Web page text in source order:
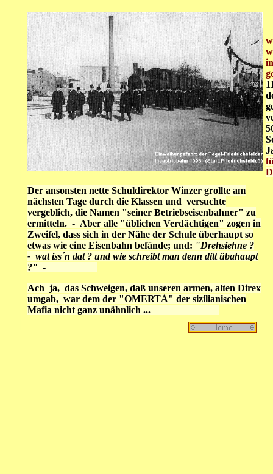
Der ansonsten nette Schuldirektor Winzer grollte am
nächsten Tage durch die Klassen und versuchte
vergeblich, die Namen "seiner Betriebseisenbahner" zu
ermitteln. - Aber alle "üblichen Verdächtigen" zogen in
Zweifel, dass sich in der Nähe der Schule überhaupt so
etwas wie eine Eisenbahn befände; und: "Drehsiehne ?
- wat iss´n dat ? und wie schreibt man denn ditt übahaupt
?" -
Ach ja, das Schweigen, daß unseren armen, alten Direx
umgab, war dem der "OMERTÀ" der sizilianischen
Mafia nicht ganz unähnlich ...